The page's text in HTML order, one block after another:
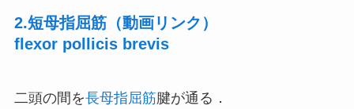
2.短母指屈筋（動画リンク）
flexor pollicis brevis
二頭の間を長母指屈筋腱が通る．